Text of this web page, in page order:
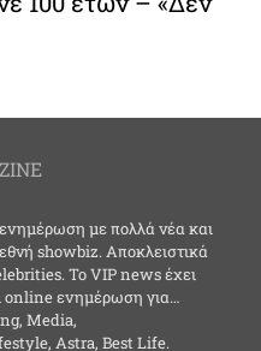
ενημέρωση με πολλά νέα και
showbiz. Αποκλειστικά
Το VIP news έχει
online ενημέρωση για…
Media,
Astra, Best Life.